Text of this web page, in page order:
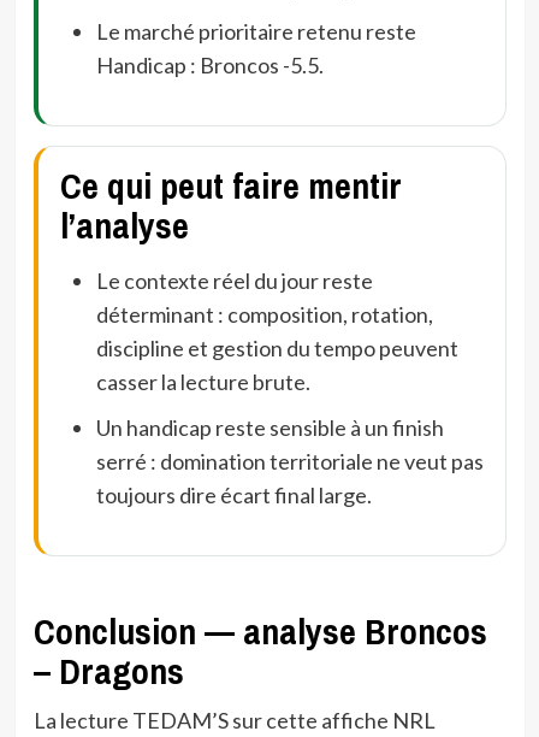
Le marché prioritaire retenu reste
Handicap : Broncos -5.5.
Ce qui peut faire mentir
l’analyse
Le contexte réel du jour reste
déterminant : composition, rotation,
discipline et gestion du tempo peuvent
casser la lecture brute.
Un handicap reste sensible à un finish
serré : domination territoriale ne veut pas
toujours dire écart final large.
Conclusion — analyse Broncos
– Dragons
La lecture TEDAM’S sur cette affiche NRL